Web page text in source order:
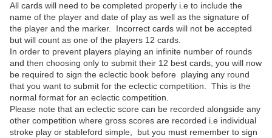
All cards will need to be completed properly i.e to include the
name of the player and date of play as well as the signature of
the player and the marker. Incorrect cards will not be accepted
but will count as one of the players 12 cards.
In order to prevent players playing an infinite number of rounds
and then choosing only to submit their 12 best cards, you will now
be required to sign the eclectic book before playing any round
that you want to submit for the eclectic competition. This is the
normal format for an eclectic competition.
Please note that an eclectic score can be recorded alongside any
other competition where gross scores are recorded i.e individual
stroke play or stableford simple, but you must remember to sign